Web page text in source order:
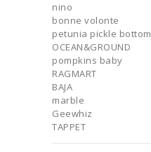
nino
bonne volonte
petunia pickle bottom
OCEAN&GROUND
pompkins baby
RAGMART
BAJA
marble
Geewhiz
TAPPET